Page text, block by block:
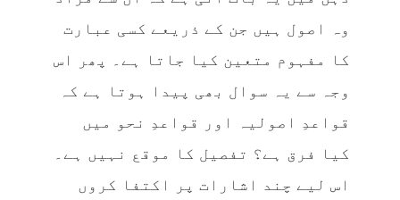
وہ اصول ہیں جن کے ذریعے کسی عبارت
کا مفہوم متعین کیا جاتا ہے۔ پھر اس
وجہ سے یہ سوال بھی پیدا ہوتا ہے کہ
قواعدِ اصولیہ اور قواعدِ نحو میں
کیا فرق ہے؟ تفصیل کا موقع نہیں ہے۔
اس لیے چند اشارات پر اکتفا کروں